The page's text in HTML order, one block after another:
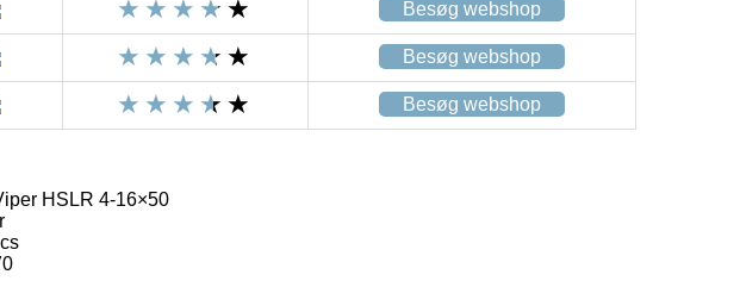
Besøg webshop
Besøg webshop
Besøg webshop
HSLR 4-16×50